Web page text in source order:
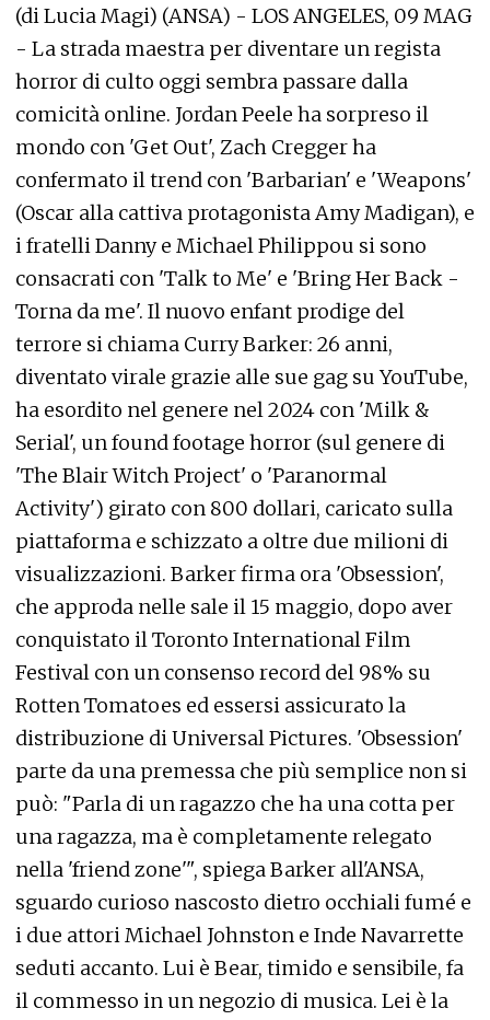
(di Lucia Magi) (ANSA) - LOS ANGELES, 09 MAG
- La strada maestra per diventare un regista
horror di culto oggi sembra passare dalla
comicità online. Jordan Peele ha sorpreso il
mondo con 'Get Out', Zach Cregger ha
confermato il trend con 'Barbarian' e 'Weapons'
(Oscar alla cattiva protagonista Amy Madigan), e
i fratelli Danny e Michael Philippou si sono
consacrati con 'Talk to Me' e 'Bring Her Back -
Torna da me'. Il nuovo enfant prodige del
terrore si chiama Curry Barker: 26 anni,
diventato virale grazie alle sue gag su YouTube,
ha esordito nel genere nel 2024 con 'Milk &
Serial', un found footage horror (sul genere di
'The Blair Witch Project' o 'Paranormal
Activity') girato con 800 dollari, caricato sulla
piattaforma e schizzato a oltre due milioni di
visualizzazioni. Barker firma ora 'Obsession',
che approda nelle sale il 15 maggio, dopo aver
conquistato il Toronto International Film
Festival con un consenso record del 98% su
Rotten Tomatoes ed essersi assicurato la
distribuzione di Universal Pictures. 'Obsession'
parte da una premessa che più semplice non si
può: "Parla di un ragazzo che ha una cotta per
una ragazza, ma è completamente relegato
nella 'friend zone'", spiega Barker all'ANSA,
sguardo curioso nascosto dietro occhiali fumé e
i due attori Michael Johnston e Inde Navarrette
seduti accanto. Lui è Bear, timido e sensibile, fa
il commesso in un negozio di musica. Lei è la